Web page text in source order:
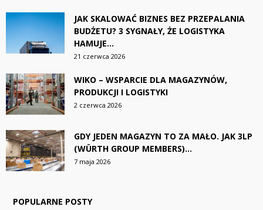
JAK SKALOWAĆ BIZNES BEZ PRZEPALANIA
BUDŻETU? 3 SYGNAŁY, ŻE LOGISTYKA
HAMUJE...
21 czerwca 2026
WIKO – WSPARCIE DLA MAGAZYNÓW,
PRODUKCJI I LOGISTYKI
2 czerwca 2026
GDY JEDEN MAGAZYN TO ZA MAŁO. JAK 3LP
(WÜRTH GROUP MEMBERS)...
7 maja 2026
POPULARNE POSTY